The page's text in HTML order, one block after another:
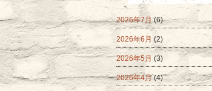
2026年7月(6)
2026年6月 (2)
2026年5月 (3)
2026年4月(4)